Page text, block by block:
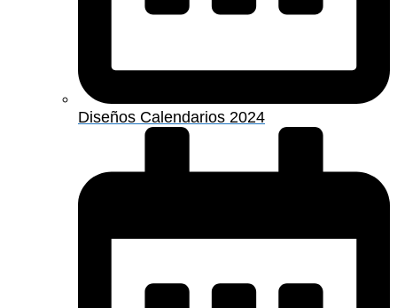
Diseños Calendarios 2024